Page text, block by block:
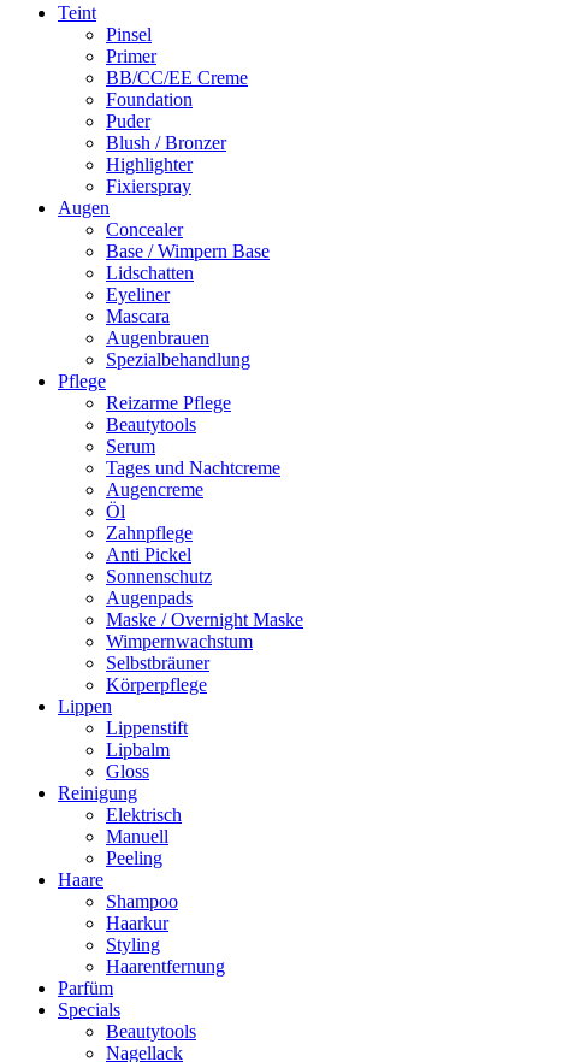
Primäres
Teint
Pinsel
Primer
BB/CC/EE Creme
Foundation
Puder
Blush / Bronzer
Highlighter
Fixierspray
Augen
Concealer
Base / Wimpern Base
Lidschatten
Eyeliner
Mascara
Augenbrauen
Spezialbehandlung
Pflege
Reizarme Pflege
Beautytools
Serum
Tages und Nachtcreme
Augencreme
Öl
Zahnpflege
Anti Pickel
Sonnenschutz
Augenpads
Maske / Overnight Maske
Wimpernwachstum
Selbstbräuner
Körperpflege
Lippen
Lippenstift
Lipbalm
Gloss
Reinigung
Elektrisch
Manuell
Peeling
Haare
Shampoo
Haarkur
Styling
Haarentfernung
Parfüm
Specials
Beautytools
Nagellack